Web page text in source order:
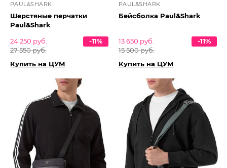
PAUL&SHARK
Шерстяные перчатки
Paul&Shark
24 250 руб.
27 550 руб.
-11%
Купить на ЦУМ
PAUL&SHARK
Бейсболка Paul&Shark
13 650 руб.
15 500 руб.
-11%
Купить на ЦУМ